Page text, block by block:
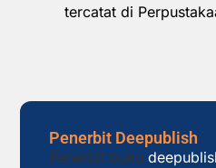
tercatat di
Penerbit Deepublish
Penerbit buku